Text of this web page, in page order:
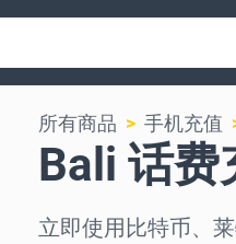
所有商品 手机充值
Bali 话费
立即使用比特币、